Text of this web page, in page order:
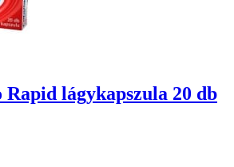
lágykapszula 20 db